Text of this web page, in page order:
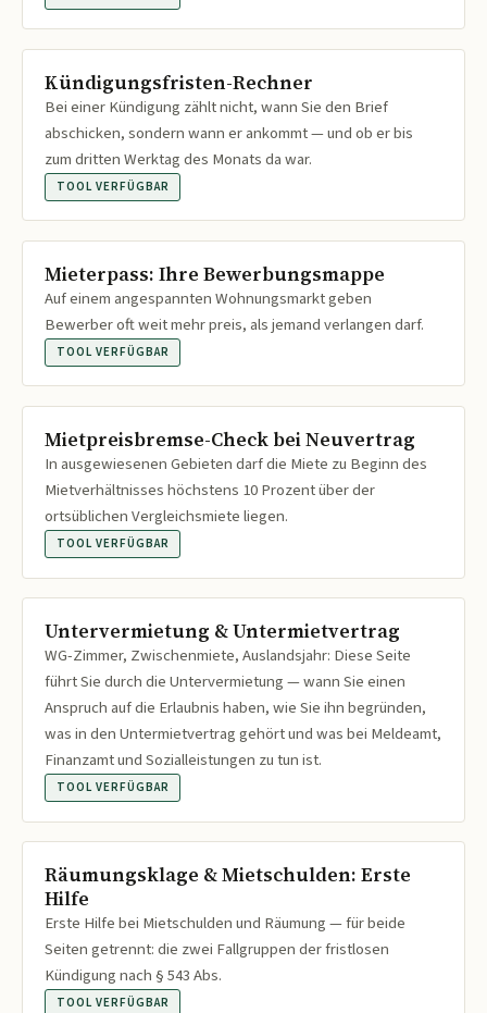
Kündigungsfristen-Rechner
Bei einer Kündigung zählt nicht, wann Sie den Brief
abschicken, sondern wann er ankommt — und ob er bis
zum dritten Werktag des Monats da war.
TOOL VERFÜGBAR
Mieterpass: Ihre Bewerbungsmappe
Auf einem angespannten Wohnungsmarkt geben
Bewerber oft weit mehr preis, als jemand verlangen darf.
TOOL VERFÜGBAR
Mietpreisbremse-Check bei Neuvertrag
In ausgewiesenen Gebieten darf die Miete zu Beginn des
Mietverhältnisses höchstens 10 Prozent über der
ortsüblichen Vergleichsmiete liegen.
TOOL VERFÜGBAR
Untervermietung & Untermietvertrag
WG-Zimmer, Zwischenmiete, Auslandsjahr: Diese Seite
führt Sie durch die Untervermietung — wann Sie einen
Anspruch auf die Erlaubnis haben, wie Sie ihn begründen,
was in den Untermietvertrag gehört und was bei Meldeamt,
Finanzamt und Sozialleistungen zu tun ist.
TOOL VERFÜGBAR
Räumungsklage & Mietschulden: Erste
Hilfe
Erste Hilfe bei Mietschulden und Räumung — für beide
Seiten getrennt: die zwei Fallgruppen der fristlosen
Kündigung nach § 543 Abs.
TOOL VERFÜGBAR